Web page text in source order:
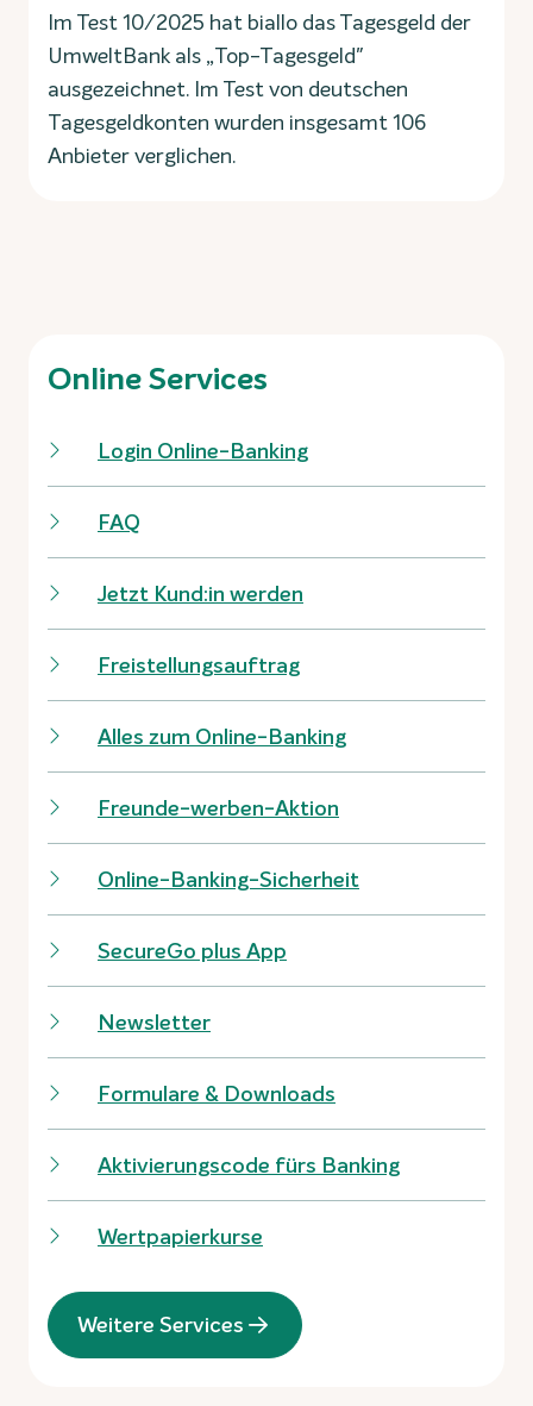
Im Test 10/2025 hat biallo das Tagesgeld der
UmweltBank als „Top-Tagesgeld"
ausgezeichnet. Im Test von deutschen
Tagesgeldkonten wurden insgesamt 106
Anbieter verglichen.
Online Services
Login Online-Banking
FAQ
Jetzt Kund:in werden
Freistellungsauftrag
Alles zum Online-Banking
Freunde-werben-Aktion
Online-Banking-Sicherheit
SecureGo plus App
Newsletter
Formulare & Downloads
Aktivierungscode fürs Banking
Wertpapierkurse
Weitere Services